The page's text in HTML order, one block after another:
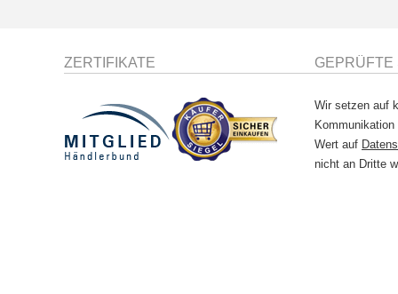
ZERTIFIKATE GEPRÜFTE
Wir setzen auf
Wert auf
nicht an Dritte